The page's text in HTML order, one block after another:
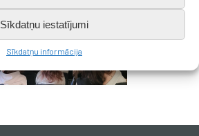
Sīkdatņu iestatījumi
Sīkdatņu informācija